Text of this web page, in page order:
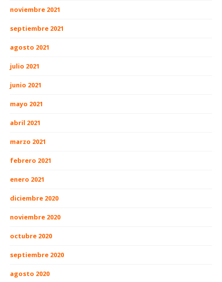
noviembre 2021
septiembre 2021
agosto 2021
julio 2021
junio 2021
mayo 2021
abril 2021
marzo 2021
febrero 2021
enero 2021
diciembre 2020
noviembre 2020
octubre 2020
septiembre 2020
agosto 2020